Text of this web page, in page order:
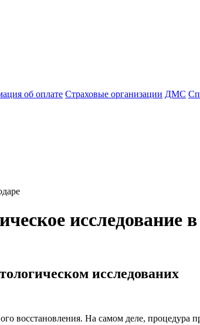
об оплате Страховые организации ДМС
исследование
исследованих
На самом деле, процедура